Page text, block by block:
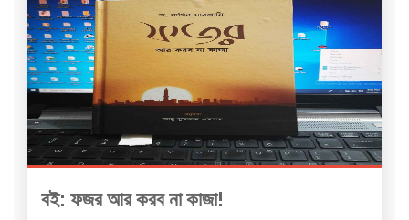
বই: ফজর আর করব না কাজা!